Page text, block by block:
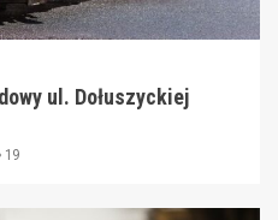
ul. Dołuszyckiej
19